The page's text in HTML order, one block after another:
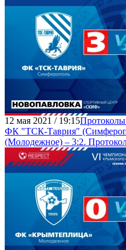
12 мая 2021 / 19:15
ФК "ТСК-Таврия"
(Молодежное) – 3:2.